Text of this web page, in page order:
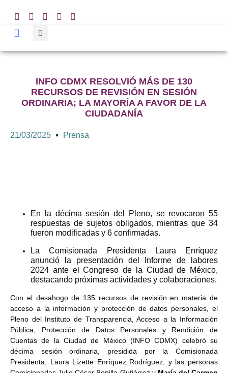
INFO CDMX RESOLVIÓ MÁS DE 130
RECURSOS DE REVISIÓN EN SESIÓN
ORDINARIA; LA MAYORÍA A FAVOR DE LA
CIUDADANÍA
21/03/2025 Prensa
En la décima sesión del Pleno, se revocaron 55
respuestas de sujetos obligados, mientras que 34
fueron modificadas y 6 confirmadas.
La Comisionada Presidenta Laura Enríquez
anunció la presentación del Informe de labores
2024 ante el Congreso de la Ciudad de México,
destacando próximas actividades y colaboraciones.
Con el desahogo de 135 recursos de revisión en materia de
acceso a la información y protección de datos personales, el
Pleno del Instituto de Transparencia, Acceso a la Información
Pública, Protección de Datos Personales y Rendición de
Cuentas de la Ciudad de México (INFO CDMX) celebró su
décima sesión ordinaria, presidida por la Comisionada
Presidenta, Laura Lizette Enríquez Rodríguez, y las personas